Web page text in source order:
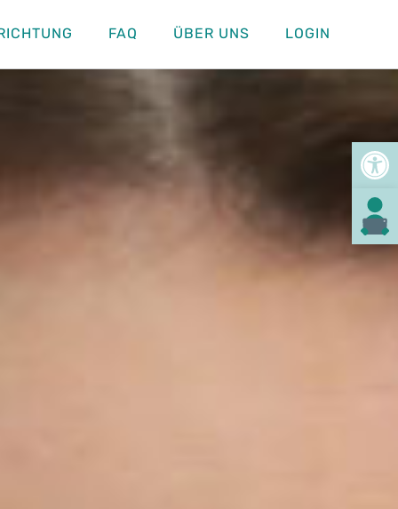
Text in
FAQ ÜBER UNS LOGIN